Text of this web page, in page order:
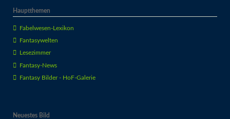
Hauptthemen
Fabelwesen-Lexikon
Fantasywelten
Lesezimmer
Fantasy-News
Fantasy Bilder - HoF-Galerie
Neuestes Bild